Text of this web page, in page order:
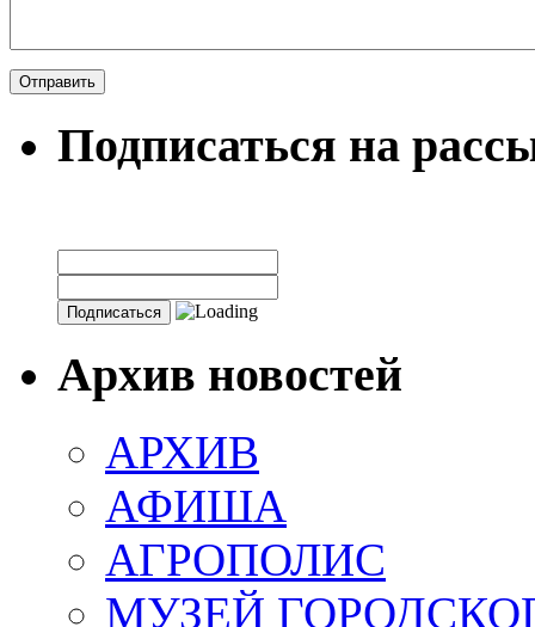
Подписаться на
Архив новостей
АРХИВ
АФИША
АГРОПОЛИС
МУЗЕЙ